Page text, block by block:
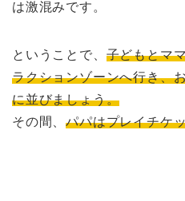
は激混みです。
ということで、 子どもとマ
ラクションゾーンへ行き、
に並びましょう。
その間、パパはプレイチケ